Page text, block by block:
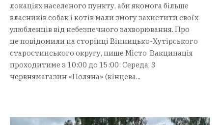
локаціях населеного пункту, аби якомога більше
власників собак і котів мали змогу захистити своїх
улюбленців від небезпечного захворювання. Про
це повідомили на сторінці Вінницько-Хутірського
старостинського округу, пише Місто Вакцинація
проходитиме з 10:00 до 15:00: Середа, 3
червнямагазин «Поляна» (кінцева...